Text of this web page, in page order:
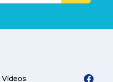
Vídeos